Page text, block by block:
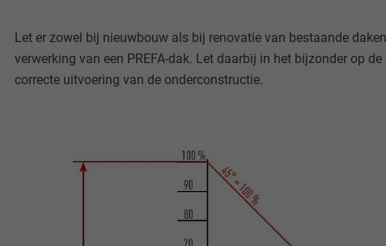
Let er zowel bij nieuwbouw als bij renovatie van bestaande
verwerking van een PREFA-dak. Let daarbij in het bijzonder op
correcte uitvoering van de onderconstructie.